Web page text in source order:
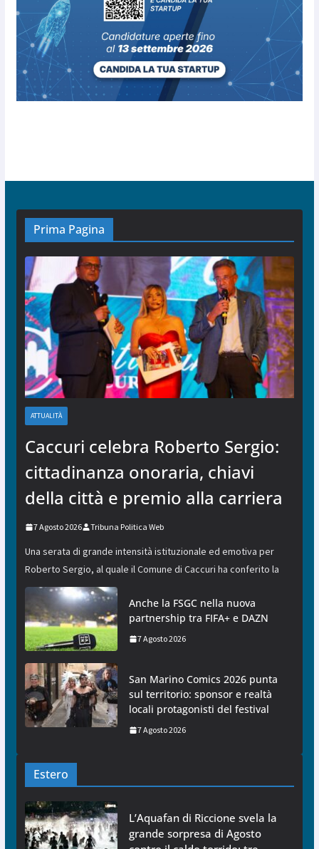
Prima Pagina
ATTUALITÀ
Caccuri celebra Roberto Sergio:
cittadinanza onoraria, chiavi
della città e premio alla carriera
7 Agosto 2026 Tribuna Politica Web
Una serata di grande intensità istituzionale ed emotiva per
Roberto Sergio, al quale il Comune di Caccuri ha conferito la
Anche la FSGC nella nuova
partnership tra FIFA+ e DAZN
7 Agosto 2026
San Marino Comics 2026 punta
sul territorio: sponsor e realtà
locali protagonisti del festival
7 Agosto 2026
Estero
L’Aquafan di Riccione svela la
grande sorpresa di Agosto